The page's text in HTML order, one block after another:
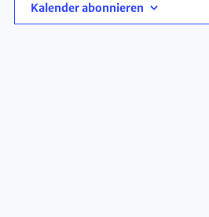
Kalender abonnieren